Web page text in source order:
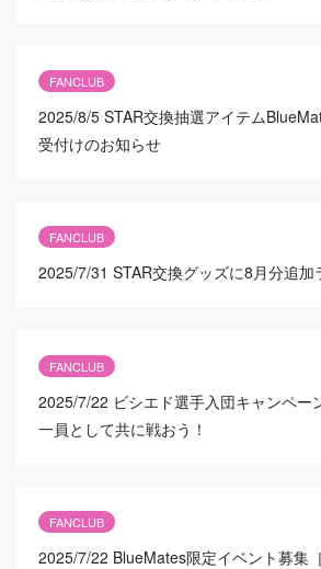
FANCLUB
2025/8/5 STAR交換抽選アイテム
受付けのお知らせ
FANCLUB
2025/7/31 STAR交換グッズに8月分追加
FANCLUB
2025/7/22 ビシエド選手入団キャンペー
一員として共に戦おう！
FANCLUB
2025/7/22 BlueMates限定イベント募集